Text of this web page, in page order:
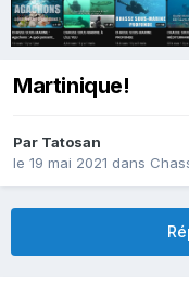
Martinique!
Par Tatosan
le 19 mai 2021 dans